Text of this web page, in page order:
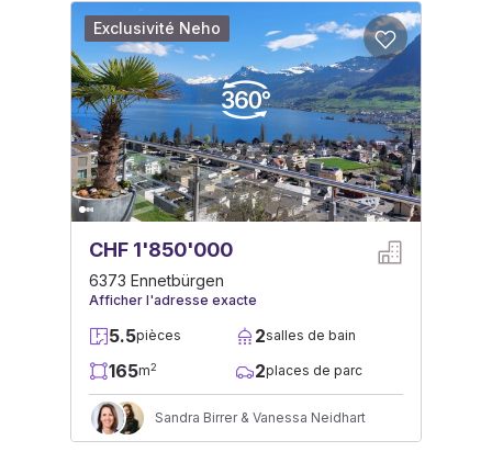
CHF 1'850'000
6373 Ennetbürgen
Afficher l'adresse exacte
5.5pièces 2salles de bain
165m2 2places de parc
Sandra Birrer & Vanessa Neidhart
Exclusivité Neho